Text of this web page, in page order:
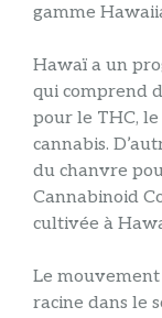
gamme
Hawaï a un
qui comprend
pour le THC,
cannabis.
du chanvre
Cannabinoid
cultivée à
Le
racine dans le